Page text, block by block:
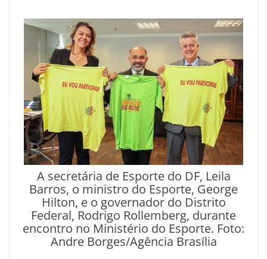
A secretária de Esporte do DF, Leila
Barros, o ministro do Esporte, George
Hilton, e o governador do Distrito
Federal, Rodrigo Rollemberg, durante
encontro no Ministério do Esporte. Foto:
Andre Borges/Agência Brasília